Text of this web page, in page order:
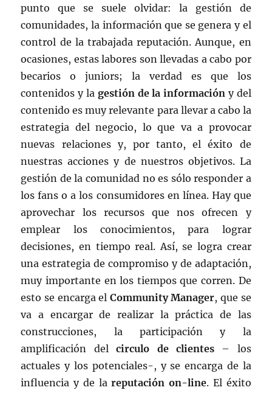
punto que se suele olvidar: la gestión de
comunidades, la información que se genera y el
control de la trabajada reputación. Aunque, en
ocasiones, estas labores son llevadas a cabo por
becarios o juniors; la verdad es que los
contenidos y la gestión de la información y del
contenido es muy relevante para llevar a cabo la
estrategia del negocio, lo que va a provocar
nuevas relaciones y, por tanto, el éxito de
nuestras acciones y de nuestros objetivos. La
gestión de la comunidad no es sólo responder a
los fans o a los consumidores en línea. Hay que
aprovechar los recursos que nos ofrecen y
emplear los conocimientos, para lograr
decisiones, en tiempo real. Así, se logra crear
una estrategia de compromiso y de adaptación,
muy importante en los tiempos que corren. De
esto se encarga el Community Manager, que se
va a encargar de realizar la práctica de las
construcciones, la participación y la
amplificación delcirculo de clientes– los
actuales y los potenciales-, y se encarga de la
influencia y de lareputación on-line. El éxito